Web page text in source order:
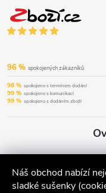
Náš obchod nabízí
sladké sušenky
96 % spokojených zákazníků
98 % spokojeno s termínem dodání
99 % spokojeno s komunikací
99 % spokojeno s dodáním zboží